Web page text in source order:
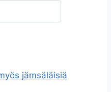
jämsäläisiä